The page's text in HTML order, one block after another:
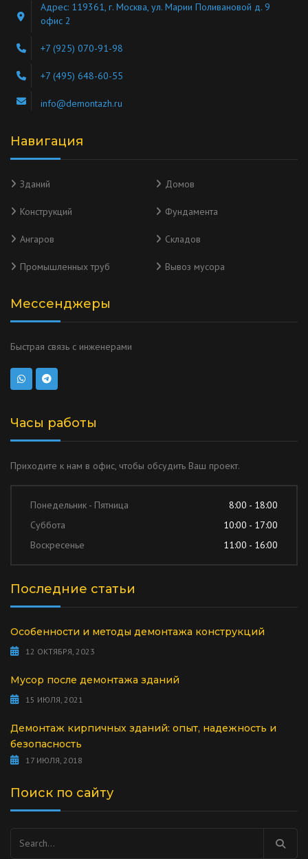
Адрес: 119361, г. Москва, ул. Марии Поливановой д. 9
офис 2
+7 (925) 070-91-98
+7 (495) 648-60-55
info@demontazh.ru
Навигация
Зданий Домов
Конструкций Фундамента
Ангаров Складов
Промышленных труб Вывоз мусора
Мессенджеры
Быстрая связь с инженерами
Часы работы
Приходите к нам в офис, чтобы обсудить Ваш проект.
Понедельник - Пятница
8:00 - 18:00
Суббота
10:00 - 17:00
Воскресенье
11:00 - 16:00
Последние статьи
Особенности и методы демонтажа конструкций
12 ОКТЯБРЯ, 2023
Мусор после демонтажа зданий
15 ИЮЛЯ, 2021
Демонтаж кирпичных зданий: опыт, надежность и
безопасность
17 ИЮЛЯ, 2018
Поиск по сайту